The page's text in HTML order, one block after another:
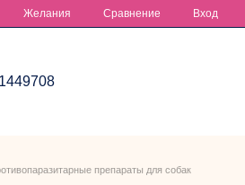
Желания Сравнение Вход
препараты для собак